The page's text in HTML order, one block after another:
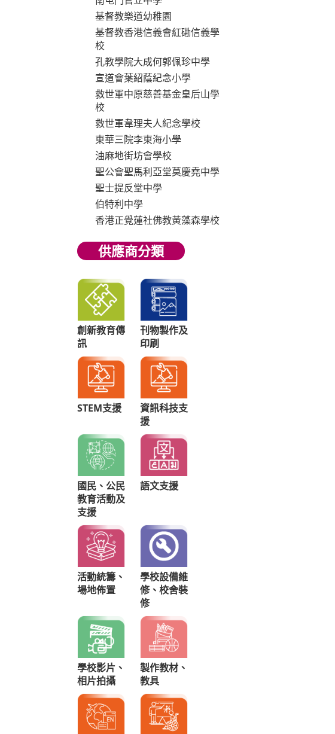
基督教樂道幼稚園
基督教香港信義會紅磡信義學
校
孔教學院大成何郭佩珍中學
宣道會葉紹蔭紀念小學
救世軍中原慈善基金皇后山學
校
救世軍韋理夫人紀念學校
東華三院李東海小學
油麻地街坊會學校
聖公會聖馬利亞堂莫慶堯中學
聖士提反堂中學
伯特利中學
香港正覺蓮社佛教黃藻森學校
供應商分類
創新教育傳
訊
刊物製作及
印刷
STEM支援
資訊科技支
援
國民、公民
教育活動及
支援
語文支援
活動統籌、
場地佈置
學校設備維
修、校舍裝
修
學校影片、
相片拍攝
製作教材、
教具